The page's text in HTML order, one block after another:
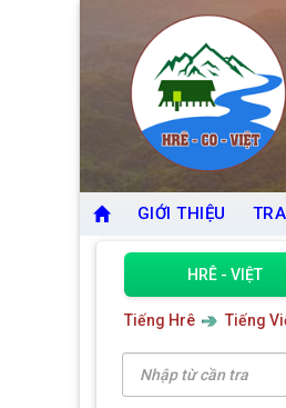
GIỚI THIỆU
HRÊ - VIỆT
Tiếng Hrê Tiếng